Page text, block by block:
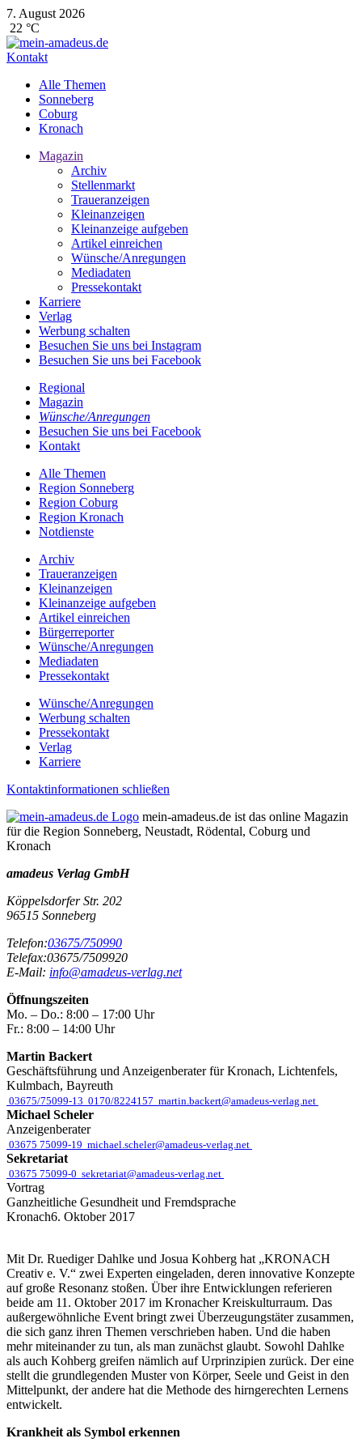
7. August 2026
22 °C
Kontakt
Alle Themen
Sonneberg
Coburg
Kronach
Magazin
Archiv
Stellenmarkt
Traueranzeigen
Kleinanzeigen
Kleinanzeige aufgeben
Artikel einreichen
Wünsche/Anregungen
Mediadaten
Pressekontakt
Karriere
Verlag
Werbung schalten
Besuchen Sie uns bei Instagram
Besuchen Sie uns bei Facebook
Regional
Magazin
Wünsche/Anregungen
Besuchen Sie uns bei Facebook
Kontakt
Alle Themen
Region Sonneberg
Region Coburg
Region Kronach
Notdienste
Archiv
Traueranzeigen
Kleinanzeigen
Kleinanzeige aufgeben
Artikel einreichen
Bürgerreporter
Wünsche/Anregungen
Mediadaten
Pressekontakt
Wünsche/Anregungen
Werbung schalten
Pressekontakt
Verlag
Karriere
Kontaktinformationen schließen
mein-amadeus.de ist das online Magazin
für die Region Sonneberg, Neustadt, Rödental, Coburg und
Kronach
amadeus Verlag GmbH
Köppelsdorfer Str. 202
96515 Sonneberg
Telefon:03675/750990
Telefax:03675/7509920
E-Mail: info@amadeus-verlag.net
Öffnungszeiten
Mo. – Do.: 8:00 – 17:00 Uhr
Fr.: 8:00 – 14:00 Uhr
Martin Backert
Geschäftsführung und Anzeigenberater für Kronach, Lichtenfels,
Kulmbach, Bayreuth
03675/75099-13 0170/8224157 martin.backert@amadeus-verlag.net
Michael Scheler
Anzeigenberater
03675 75099-19 michael.scheler@amadeus-verlag.net
Sekretariat
03675 75099-0 sekretariat@amadeus-verlag.net
Vortrag
Ganzheitliche Gesundheit und Fremdsprache
Kronach6. Oktober 2017
Mit Dr. Ruediger Dahlke und Josua Kohberg hat „KRONACH
Creativ e. V.“ zwei Experten eingeladen, deren innovative Konzepte
auf große Resonanz stoßen. Über ihre Entwicklungen referieren
beide am 11. Oktober 2017 im Kronacher Kreiskulturraum. Das
außergewöhnliche Event bringt zwei Überzeugungstäter zusammen,
die sich ganz ihren Themen verschrieben haben. Und die haben
mehr miteinander zu tun, als man zunächst glaubt. Sowohl Dahlke
als auch Kohberg greifen nämlich auf Urprinzipien zurück. Der eine
stellt die grundlegenden Muster von Körper, Seele und Geist in den
Mittelpunkt, der andere hat die Methode des hirngerechten Lernens
entwickelt.
Krankheit als Symbol erkennen